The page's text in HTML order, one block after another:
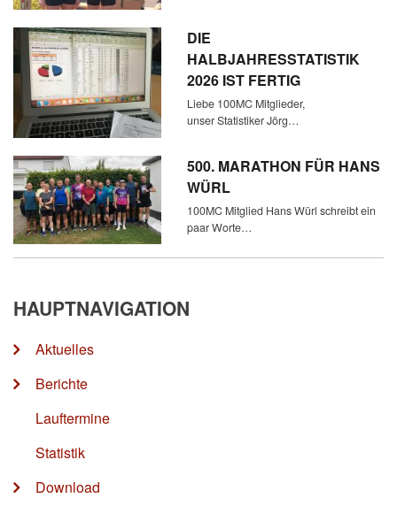
DIE
HALBJAHRESSTATISTIK
2026 IST FERTIG
Liebe 100MC Mitglieder,
unser Statistiker Jörg…
500. MARATHON FÜR HANS
WÜRL
100MC Mitglied Hans Würl schreibt ein
paar Worte…
HAUPTNAVIGATION
Aktuelles
Berichte
Lauftermine
Statistik
Download